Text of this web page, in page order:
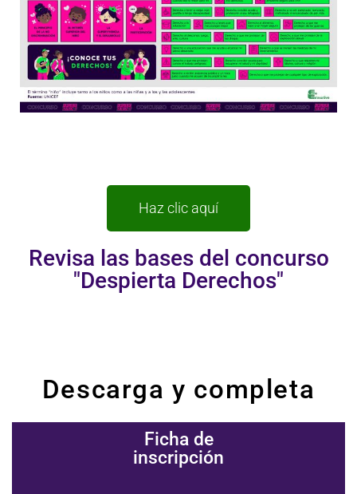
Haz clic aquí
Revisa las bases del concurso
"Despierta Derechos"
Descarga y completa
Ficha de
inscripción